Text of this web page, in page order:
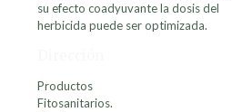
su efecto coadyuvante la dosis del
herbicida puede ser optimizada.
Productos
Fitosanitarios.